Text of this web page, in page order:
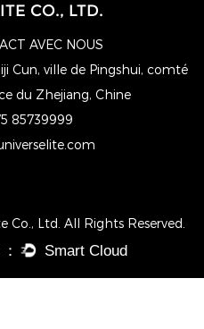
CO., LTD.
AVEC NOUS
Cun, ville de Pingshui, comté
du Zhejiang, Chine
85739999
Ltd. All Rights Reserved.